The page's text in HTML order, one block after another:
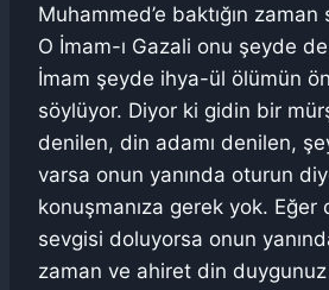
Muhammed’e baktığın
O İmam-ı Gazali onu şeyde
İmam şeyde ihya-ül ölümün
söylüyor. Diyor ki gidin bir
denilen, din adamı denilen,
varsa onun yanında oturun
konuşmanıza gerek yok. Eğer
sevgisi doluyorsa onun
zaman ve ahiret din